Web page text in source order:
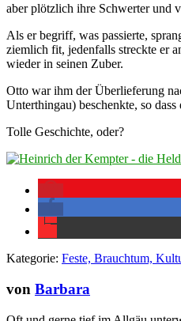
aber plötzlich ihre Schwerter und
Als er begriff, was passierte,
ziemlich fit, jedenfalls streckte er
wieder in seinen Zuber.
Otto war ihm der Überlieferung
Unterthingau) beschenkte, so
Tolle Geschichte, oder?
Kategorie: Feste, Brauchtum,
von Barbara